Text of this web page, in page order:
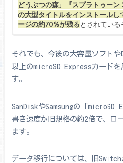
どうぶつの森』『スプラトゥーン
の大型タイトルをインストールし
ージの約70％が残るとされている
それでも、今後の大容量ソフトや
以上のmicroSD Expressカードを
す。
SanDiskやSamsungの「microSD
書き速度が旧規格の約2倍で、ロ
ます。
データ移行については、旧